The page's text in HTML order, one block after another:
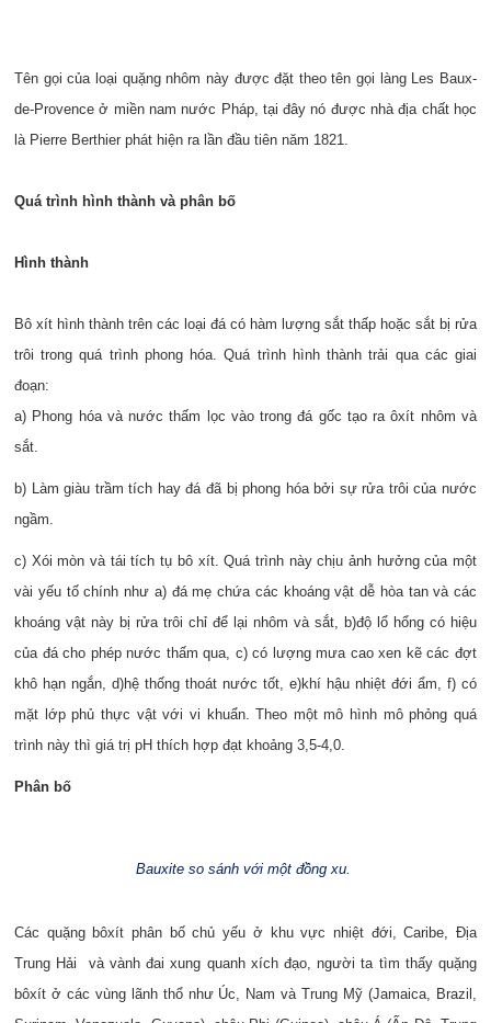
Tên gọi của loại quặng nhôm này được đặt theo tên gọi làng Les Baux-
de-Provence ở miền nam nước Pháp, tại đây nó được nhà địa chất học
là Pierre Berthier phát hiện ra lần đầu tiên năm 1821.
Quá trình hình thành và phân bố
Hình thành
Bô xít hình thành trên các loại đá có hàm lượng sắt thấp hoặc sắt bị rửa
trôi trong quá trình phong hóa. Quá trình hình thành trải qua các giai
đoạn:
a) Phong hóa và nước thấm lọc vào trong đá gốc tạo ra ôxít nhôm và
sắt.
b) Làm giàu trầm tích hay đá đã bị phong hóa bởi sự rửa trôi của nước
ngầm.
c) Xói mòn và tái tích tụ bô xít. Quá trình này chịu ảnh hưởng của một
vài yếu tố chính như a) đá mẹ chứa các khoáng vật dễ hòa tan và các
khoáng vật này bị rửa trôi chỉ để lại nhôm và sắt, b)độ lổ hổng có hiệu
của đá cho phép nước thấm qua, c) có lượng mưa cao xen kẽ các đợt
khô hạn ngắn, d)hệ thống thoát nước tốt, e)khí hậu nhiệt đới ẩm, f) có
mặt lớp phủ thực vật với vi khuẩn. Theo một mô hình mô phỏng quá
trình này thì giá trị pH thích hợp đạt khoảng 3,5-4,0.
Phân bố
Bauxite so sánh với một đồng xu.
Các quặng bôxít phân bố chủ yếu ở khu vực nhiệt đới, Caribe, Địa
Trung Hải và vành đai xung quanh xích đạo, người ta tìm thấy quặng
bôxít ở các vùng lãnh thổ như Úc, Nam và Trung Mỹ (Jamaica, Brazil,